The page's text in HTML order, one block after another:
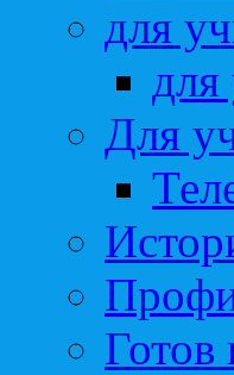
для
для
Для
Готов